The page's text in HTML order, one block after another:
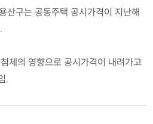
산구는 공동주택 공시가격이 지난해
체의 영향으로 공시가격이 내려가고
.